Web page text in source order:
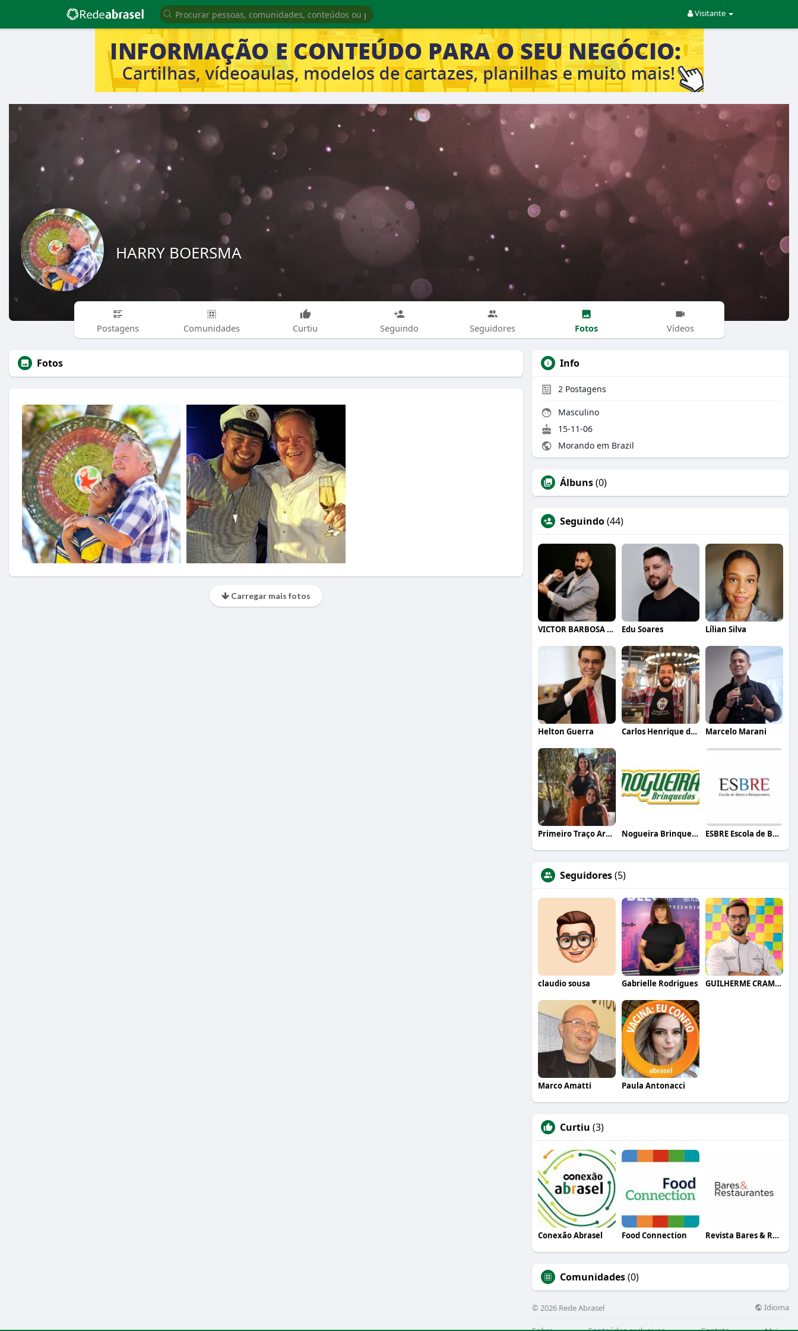
Visitante
HARRY BOERSMA
Postagens Comunidades Curtiu Seguindo Seguidores Fotos Vídeos
Fotos
Carregar mais fotos
Info
2 Postagens
Masculino
15-11-06
Morando em Brazil
Álbuns(0)
Seguindo(44)
VICTOR BARBOSA QUARANTA Edu Soares Lílian Silva
Helton Guerra Carlos Henrique de Faria Vasconcelos Marcelo Marani
Primeiro Traço Arquitetura Nogueira Brinquedos ESBRE Escola de Bares e Restaurantes
Seguidores(5)
claudio sousa Gabrielle Rodrigues GUILHERME CRAMER BALLE
Marco Amatti Paula Antonacci
Curtiu (3)
Conexão Abrasel Food Connection Revista Bares & Restaurantes
Comunidades(0)
© 2026 Rede Abrasel Idioma